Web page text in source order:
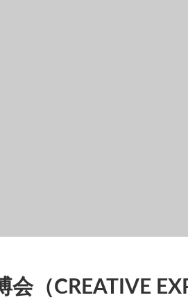
会（CREATIVE